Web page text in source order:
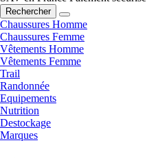
Rechercher
Chaussures Homme
Chaussures Femme
Vêtements Homme
Vêtements Femme
Trail
Randonnée
Equipements
Nutrition
Destockage
Marques